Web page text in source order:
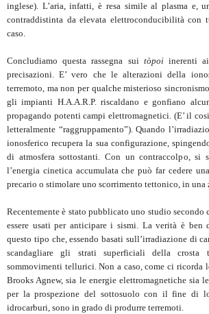
inglese). L’aria, infatti, è resa simile al plasma e,
contraddistinta da elevata elettroconducibilità con
caso.
Concludiamo questa rassegna sui tòpoi inerenti
precisazioni. E’ vero che le alterazioni della
terremoto, ma non per qualche misterioso
gli impianti H.A.A.R.P. riscaldano e gonfiano
propagando potenti campi elettromagnetici. (E’ il
letteralmente “raggruppamento”). Quando
ionosferico recupera la sua configurazione,
di atmosfera sottostanti. Con un contraccolpo, si
l’energia cinetica accumulata che può far cedere
precario o stimolare uno scorrimento tettonico, in una
Recentemente è stato pubblicato uno studio secondo
essere usati per anticipare i sismi. La verità è ben
questo tipo che, essendo basati sull’irradiazione di
scandagliare gli strati superficiali della crosta
sommovimenti tellurici. Non a caso, come ci ricorda
Brooks Agnew, sia le energie elettromagnetiche sia
per la prospezione del sottosuolo con il fine di
idrocarburi, sono in grado di produrre terremoti.